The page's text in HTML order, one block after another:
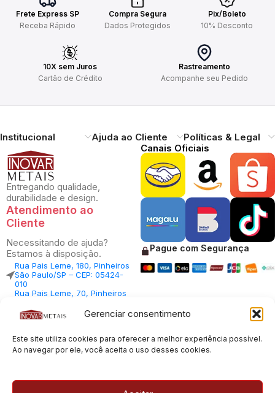
Gerenciar consentimento
Este site utiliza cookies para oferecer a melhor experiência possível.
Ao navegar por ele, você aceita o uso desses cookies.
Frete Express SP
Receba Rápido
Compra Segura
Dados Protegidos
Pix/Boleto
10% Desconto
10X sem Juros
Cartão de Crédito
Rastreamento
Acompanhe seu Pedido
Institucional Ajuda ao Cliente Políticas & Legal
Entregando qualidade,
durabilidade e design.
Atendimento ao
Cliente
Necessitando de ajuda?
Estamos à disposição.
Rua Pais Leme, 180, Pinheiros
São Paulo/SP – CEP: 05424-
010
Rua Pais Leme, 70, Pinheiros
010
Central Vendas: (11) 98812-
Central Atendimento: (11)
94535-7237
Canais Oficiais
Pague com Segurança